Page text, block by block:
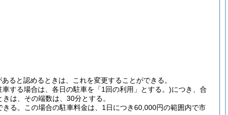
ると認めるときは、これを変更することができる。
する場合は、各日の駐車を「1回の利用」とする。)につき、合
は、その端数は、30分とする。
る。
この場合の駐車料金は、1日につき60,000円の範囲内で市